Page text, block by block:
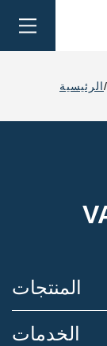
الرئيسية
المنتجات
الخدمات